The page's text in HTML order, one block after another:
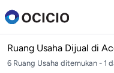
Ruang Usaha Dijual di
6 Ruang Usaha ditemukan - 1